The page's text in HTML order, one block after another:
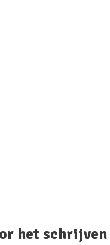
het schrijven